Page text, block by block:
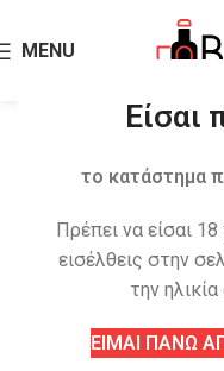
Είσαι
το κατάστημα
Πρέπει να είσαι
εισέλθεις στην
την
ΕΙΜΑΙ ΠΑΝΩ
MENU